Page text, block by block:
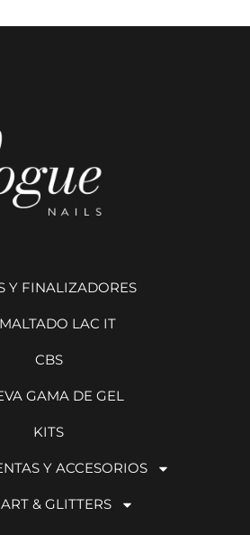
Y FINALIZADORES
LAC IT
CBS
GAMA DE GEL
KITS
Y ACCESORIOS
& GLITTERS